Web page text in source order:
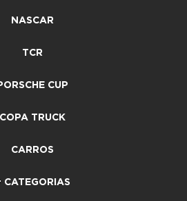
NASCAR
TCR
CUP
COPA TRUCK
CARROS
CATEGORIAS